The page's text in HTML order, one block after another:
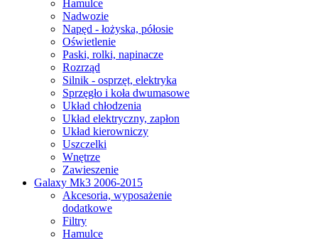
Hamulce
Nadwozie
Napęd - łożyska, półosie
Oświetlenie
Paski, rolki, napinacze
Rozrząd
Silnik - osprzęt, elektryka
Sprzęgło i koła dwumasowe
Układ chłodzenia
Układ elektryczny, zapłon
Układ kierowniczy
Uszczelki
Wnętrze
Zawieszenie
Galaxy Mk3 2006-2015
Akcesoria, wyposażenie
dodatkowe
Filtry
Hamulce